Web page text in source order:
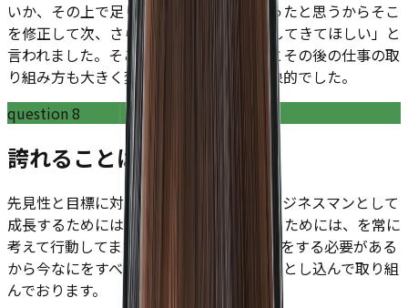
いか、その上で足りない部分がよりわかったと思うからそこ
を修正して次、さらに大きい案件を受注してきてほしい」と
言われました。そこの短期間での成長幅とその後の仕事の取
り組み方も大きく変わったのでとても印象的でした。
question 8
誇れることはありますか？
先見性と目標に対する姿勢です。自分がビジネスマンとして
成長するためには、将来の目標を実現するためには、を常に
考えて行動してます。今後こういったことをする必要がある
から今なにをすべきかという行動計画に落とし込んで取り組
んでおります。